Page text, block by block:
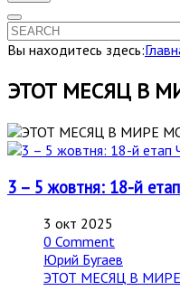
Вы находитесь здесь:
ЭТОТ МЕСЯЦ В
3 – 5 жовтня: 18-й
3 окт 2025
0 Comment
Юрий Бугаев
ЭТОТ МЕСЯЦ В